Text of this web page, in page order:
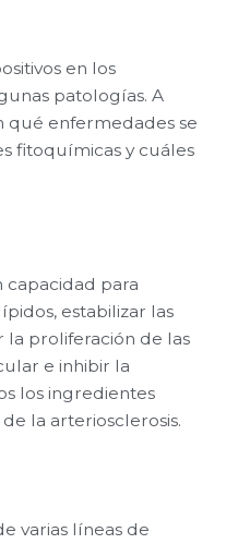
en los
patologías. A
qué enfermedades se
fitoquímicas y cuáles
capacidad para
estabilizar las
la proliferación de las
e inhibir la
los ingredientes
la arteriosclerosis.
varias líneas de